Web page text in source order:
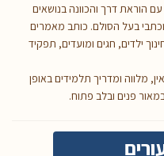
הוראת דרך והכוונה בנושאים
בעל הסולם. כותב מאמרים
ילדים, חגים ומועדים, תפקיד
מלווה ומדריך תלמידים באופן
פנים ובלב פתוח.